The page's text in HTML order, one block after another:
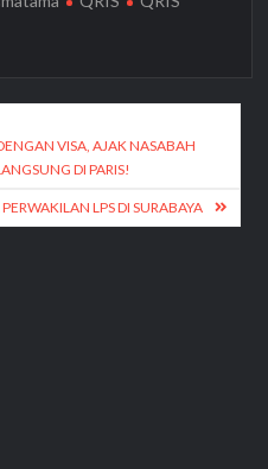
VISA, AJAK NASABAH
DI PARIS!
LPS DI SURABAYA